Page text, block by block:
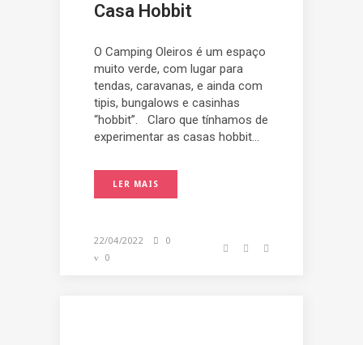
Casa Hobbit
O Camping Oleiros é um espaço
muito verde, com lugar para
tendas, caravanas, e ainda com
tipis, bungalows e casinhas
“hobbit”. Claro que tínhamos de
experimentar as casas hobbit...
LER MAIS
22/04/2022
0
0